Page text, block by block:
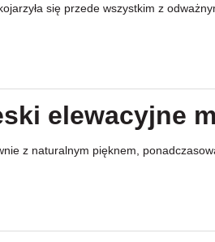
się przede wszystkim z
elewacyjne
z naturalnym pięknem,